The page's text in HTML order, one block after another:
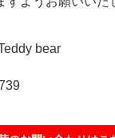
bear